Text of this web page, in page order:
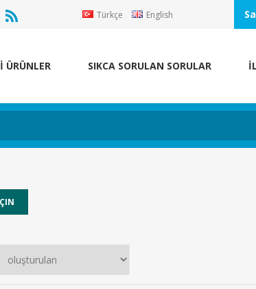
Türkçe English
ÜRÜNLER SIKCA SORULAN SORULAR